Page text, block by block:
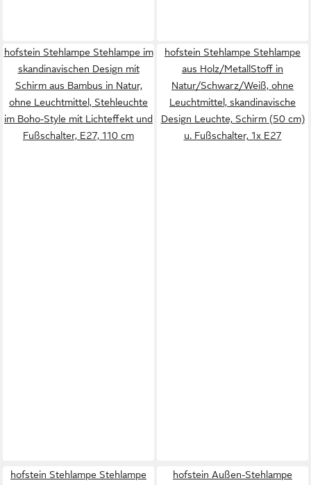
hofstein Stehlampe Stehlampe im
skandinavischen Design mit
Schirm aus Bambus in Natur,
ohne Leuchtmittel, Stehleuchte
im Boho-Style mit Lichteffekt und
Fußschalter, E27, 110 cm
hofstein Stehlampe Stehlampe
aus Holz/MetallStoff in
Natur/Schwarz/Weiß, ohne
Leuchtmittel, skandinavische
Design Leuchte, Schirm (50 cm)
u. Fußschalter, 1x E27
hofstein Stehlampe Stehlampe
hofstein Außen-Stehlampe